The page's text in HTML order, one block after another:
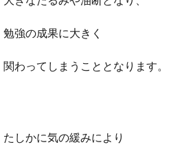
勉強の成果に大きく
関わってしまうこととなります。
たしかに気の緩みにより